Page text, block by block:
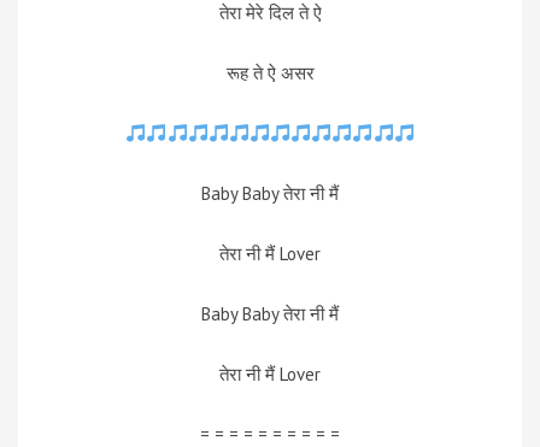
तेरा मेरे दिल ते ऐ
रूह ते ऐ असर
Baby Baby तेरा नी मैं
तेरा नी मैं Lover
Baby Baby तेरा नी मैं
तेरा नी मैं Lover
= = = = = = = = = =